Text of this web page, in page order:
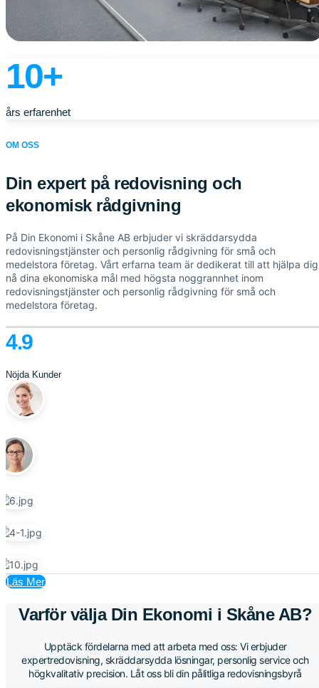
10+
års erfarenhet
OM OSS
Din expert på redovisning och
ekonomisk rådgivning
På Din Ekonomi i Skåne AB erbjuder vi skräddarsydda
redovisningstjänster och personlig rådgivning för små och
medelstora företag. Vårt erfarna team är dedikerat till att hjälpa dig
nå dina ekonomiska mål med högsta noggrannhet inom
redovisningstjänster och personlig rådgivning för små och
medelstora företag.
4.9
Nöjda Kunder
Läs Mer
Varför välja Din Ekonomi i Skåne AB?
Upptäck fördelarna med att arbeta med oss: Vi erbjuder
expertredovisning, skräddarsydda lösningar, personlig service och
högkvalitativ precision. Låt oss bli din pålitliga redovisningsbyrå